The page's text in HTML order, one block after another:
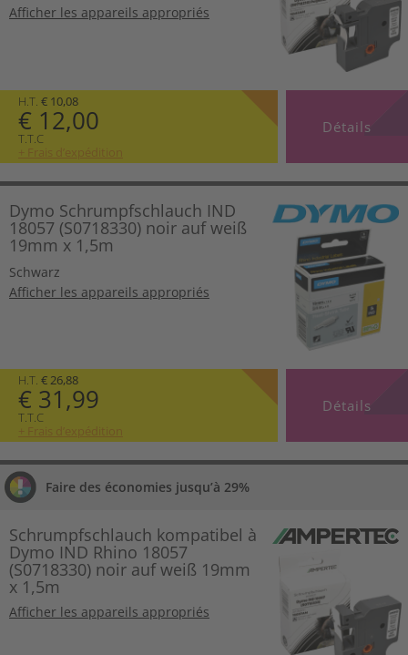
Afficher les appareils appropriés
H.T. € 10,08
€ 12,00
T.T.C
+ Frais d’expédition
Détails
Dymo Schrumpfschlauch IND
18057 (S0718330) noir auf weiß
19mm x 1,5m
Schwarz
Afficher les appareils appropriés
H.T. € 26,88
€ 31,99
T.T.C
+ Frais d’expédition
Détails
Faire des économies jusqu’à 29%
Schrumpfschlauch kompatibel à
Dymo IND Rhino 18057
(S0718330) noir auf weiß 19mm
x 1,5m
Afficher les appareils appropriés